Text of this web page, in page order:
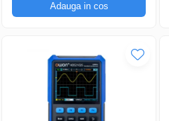
Adauga in cos